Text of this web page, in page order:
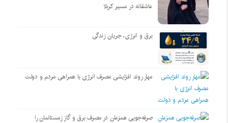
عاشقانه در مسیر کربلا
برق و انرژی، جریان زندگی
مهار روند افزایشی مصرف انرژی با همراهی مردم و دولت
صرفه‌جویی همزمان در مصرف برق و گاز زمستانمان را